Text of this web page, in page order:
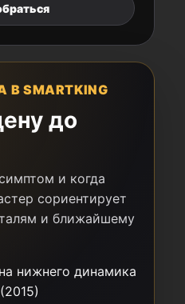
SMARTKING
до
и когда
сориентирует
и ближайшему
нижнего динамика